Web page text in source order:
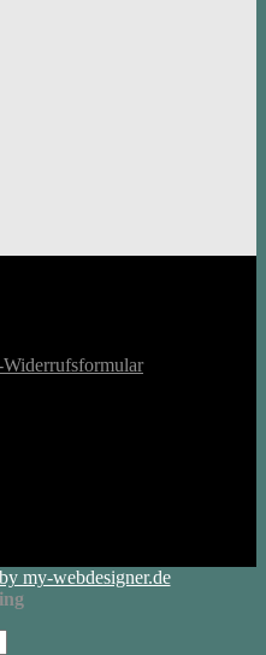
my-webdesigner.de